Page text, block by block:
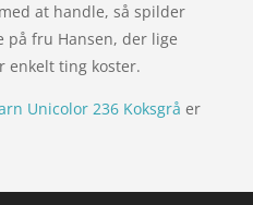
at handle, så spilder
på fru Hansen, der lige
enkelt ting koster.
Unicolor 236 Koksgrå er